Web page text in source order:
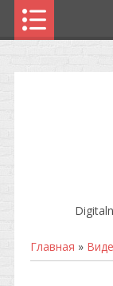
Главная »